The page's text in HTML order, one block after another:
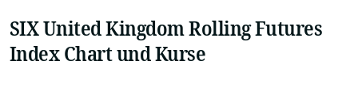
SIX United Kingdom Rolling Futures
Index Chart und Kurse